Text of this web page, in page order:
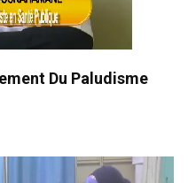
Du Paludisme